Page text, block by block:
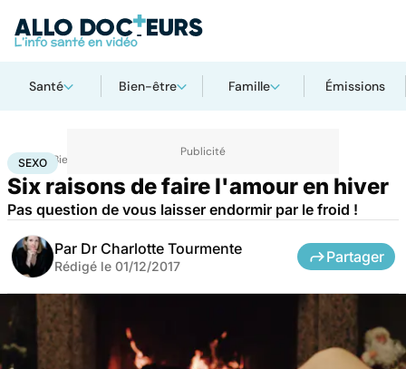
Santé Bien-être Famille Émissions
Accueil Bien-être
SEXO
Six raisons de faire l'amour en hiver
Pas question de vous laisser endormir par le froid !
Par Dr Charlotte Tourmente
Rédigé le 01/12/2017
Partager